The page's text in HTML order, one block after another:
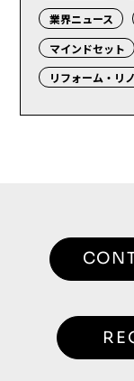
業界ニュース
マインドセット
リフォーム・リ